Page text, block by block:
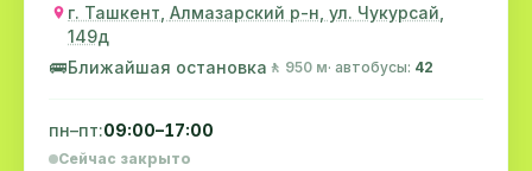
г. Ташкент, Алмазарский р-н, ул. Чукурсай,
149д
🚌Ближайшая остановка 🚶 950 м· автобусы: 42
пн–пт:09:00–17:00
Сейчас закрыто